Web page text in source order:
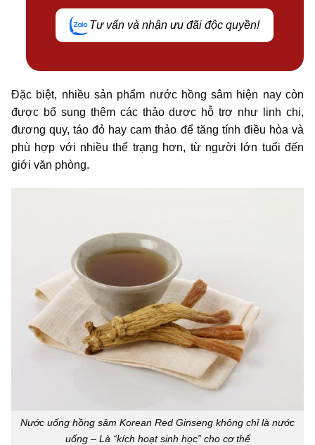
Tư vấn và nhận ưu đãi độc quyền!
Đặc biệt, nhiều sản phẩm nước hồng sâm hiện nay còn
được bổ sung thêm các thảo dược hỗ trợ như linh chi,
đương quy, táo đỏ hay cam thảo để tăng tính điều hòa và
phù hợp với nhiều thể trạng hơn, từ người lớn tuổi đến
giới văn phòng.
Nước uống hồng sâm Korean Red Ginseng không chỉ là nước
uống – Là “kích hoạt sinh học” cho cơ thể